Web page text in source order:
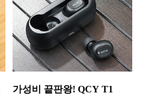
가성비 끝판왕! QCY T1